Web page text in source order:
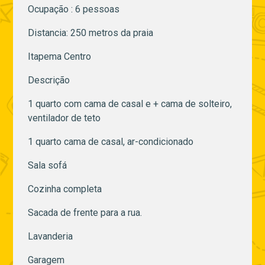
Ocupação : 6 pessoas
Distancia: 250 metros da praia
Itapema Centro
Descrição
1 quarto com cama de casal e + cama de solteiro,
ventilador de teto
1 quarto cama de casal, ar-condicionado
Sala sofá
Cozinha completa
Sacada de frente para a rua.
Lavanderia
Garagem